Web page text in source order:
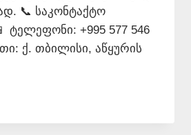
📞 საკონტაქტო
ტელეფონი: +995 577 546
ქ. თბილისი, აწყურის